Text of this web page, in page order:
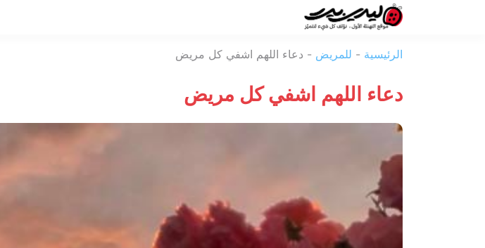
بيرد
الرئيسية - للمريض - دعاء اللهم اشفي كل مريض
دعاء اللهم اشفي كل مريض